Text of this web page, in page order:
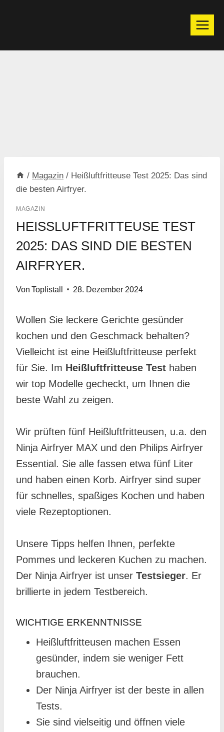
/ Magazin / Heißluftfritteuse Test 2025: Das sind
die besten Airfryer.
MAGAZIN
HEISSLUFTFRITTEUSE TEST 2
025: DAS SIND DIE BESTEN A
IRFRYER.
Von Toplistall 28. Dezember 2024
Wollen Sie leckere Gerichte gesünder
kochen und den Geschmack behalten?
Vielleicht ist eine Heißluftfritteuse perfekt
für Sie. Im Heißluftfritteuse Test haben
wir top Modelle gecheckt, um Ihnen die
beste Wahl zu zeigen.
Wir prüften fünf Heißluftfritteusen, u.a. den
Ninja Airfryer MAX und den Philips Airfryer
Essential. Sie alle fassen etwa fünf Liter
und haben einen Korb. Airfryer sind super
für schnelles, spaßiges Kochen und haben
viele Rezeptoptionen.
Unsere Tipps helfen Ihnen, perfekte
Pommes und leckeren Kuchen zu machen.
Der Ninja Airfryer ist unser Testsieger. Er
brillierte in jedem Testbereich.
WICHTIGE ERKENNTNISSE
Heißluftfritteusen machen Essen
gesünder, indem sie weniger Fett
brauchen.
Der Ninja Airfryer ist der beste in allen
Tests.
Sie sind vielseitig und öffnen viele